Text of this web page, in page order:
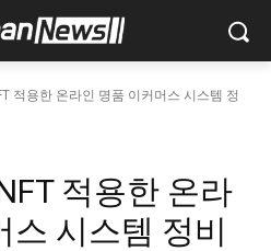
적용한 온라인 명품 이커머스 시스템 정
적용한 온라
스 시스템 정비